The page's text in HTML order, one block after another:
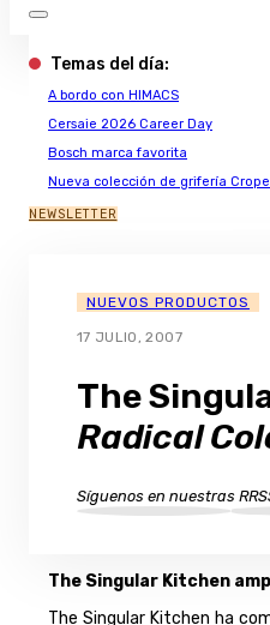
Temas del día:
A bordo con HIMACS
Cersaie 2026 Career Day
Bosch marca favorita
Nueva colección de grifería
NEWSLETTER
NUEVOS PRODUCTOS
17 JULIO, 2007
The
Radical
Síguenos en nuestras
The Singular Kitchen
The Singular Kitchen ha